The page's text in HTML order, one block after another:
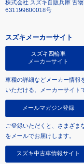
株式会社 スズキ自販兵庫 古
631199600018号
スズキメーカーサイト
スズキ四輪車
メーカーサイト
車種の詳細などメーカー情報
いただける、メーカーサイト
メールマガジン登録
ご登録いただくと、さまざま
をメールでお届けします。
スズキ中古車情報サイト